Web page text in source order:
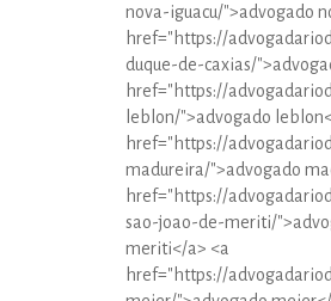
nova-iguacu/">advogado
href="https://
duque-de-caxias/
href="https://
leblon/">advogado
href="https://
madureira/">advogado
href="https://
sao-joao-de-meriti/
meriti</a> <a
href="https://